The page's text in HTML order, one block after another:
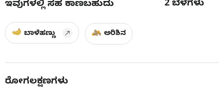
ಇವುಗಳಲ್ಲಿ ಸಹ ಕಾಣಬಹುದು 2 ಬೆಳೆಗಳು
ಬಾಳೆಹಣ್ಣು ಅರಿಶಿನ
ರೋಗಲಕ್ಷಣಗಳು